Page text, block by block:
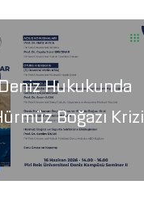
Hukukunda
Boğazı Krizi